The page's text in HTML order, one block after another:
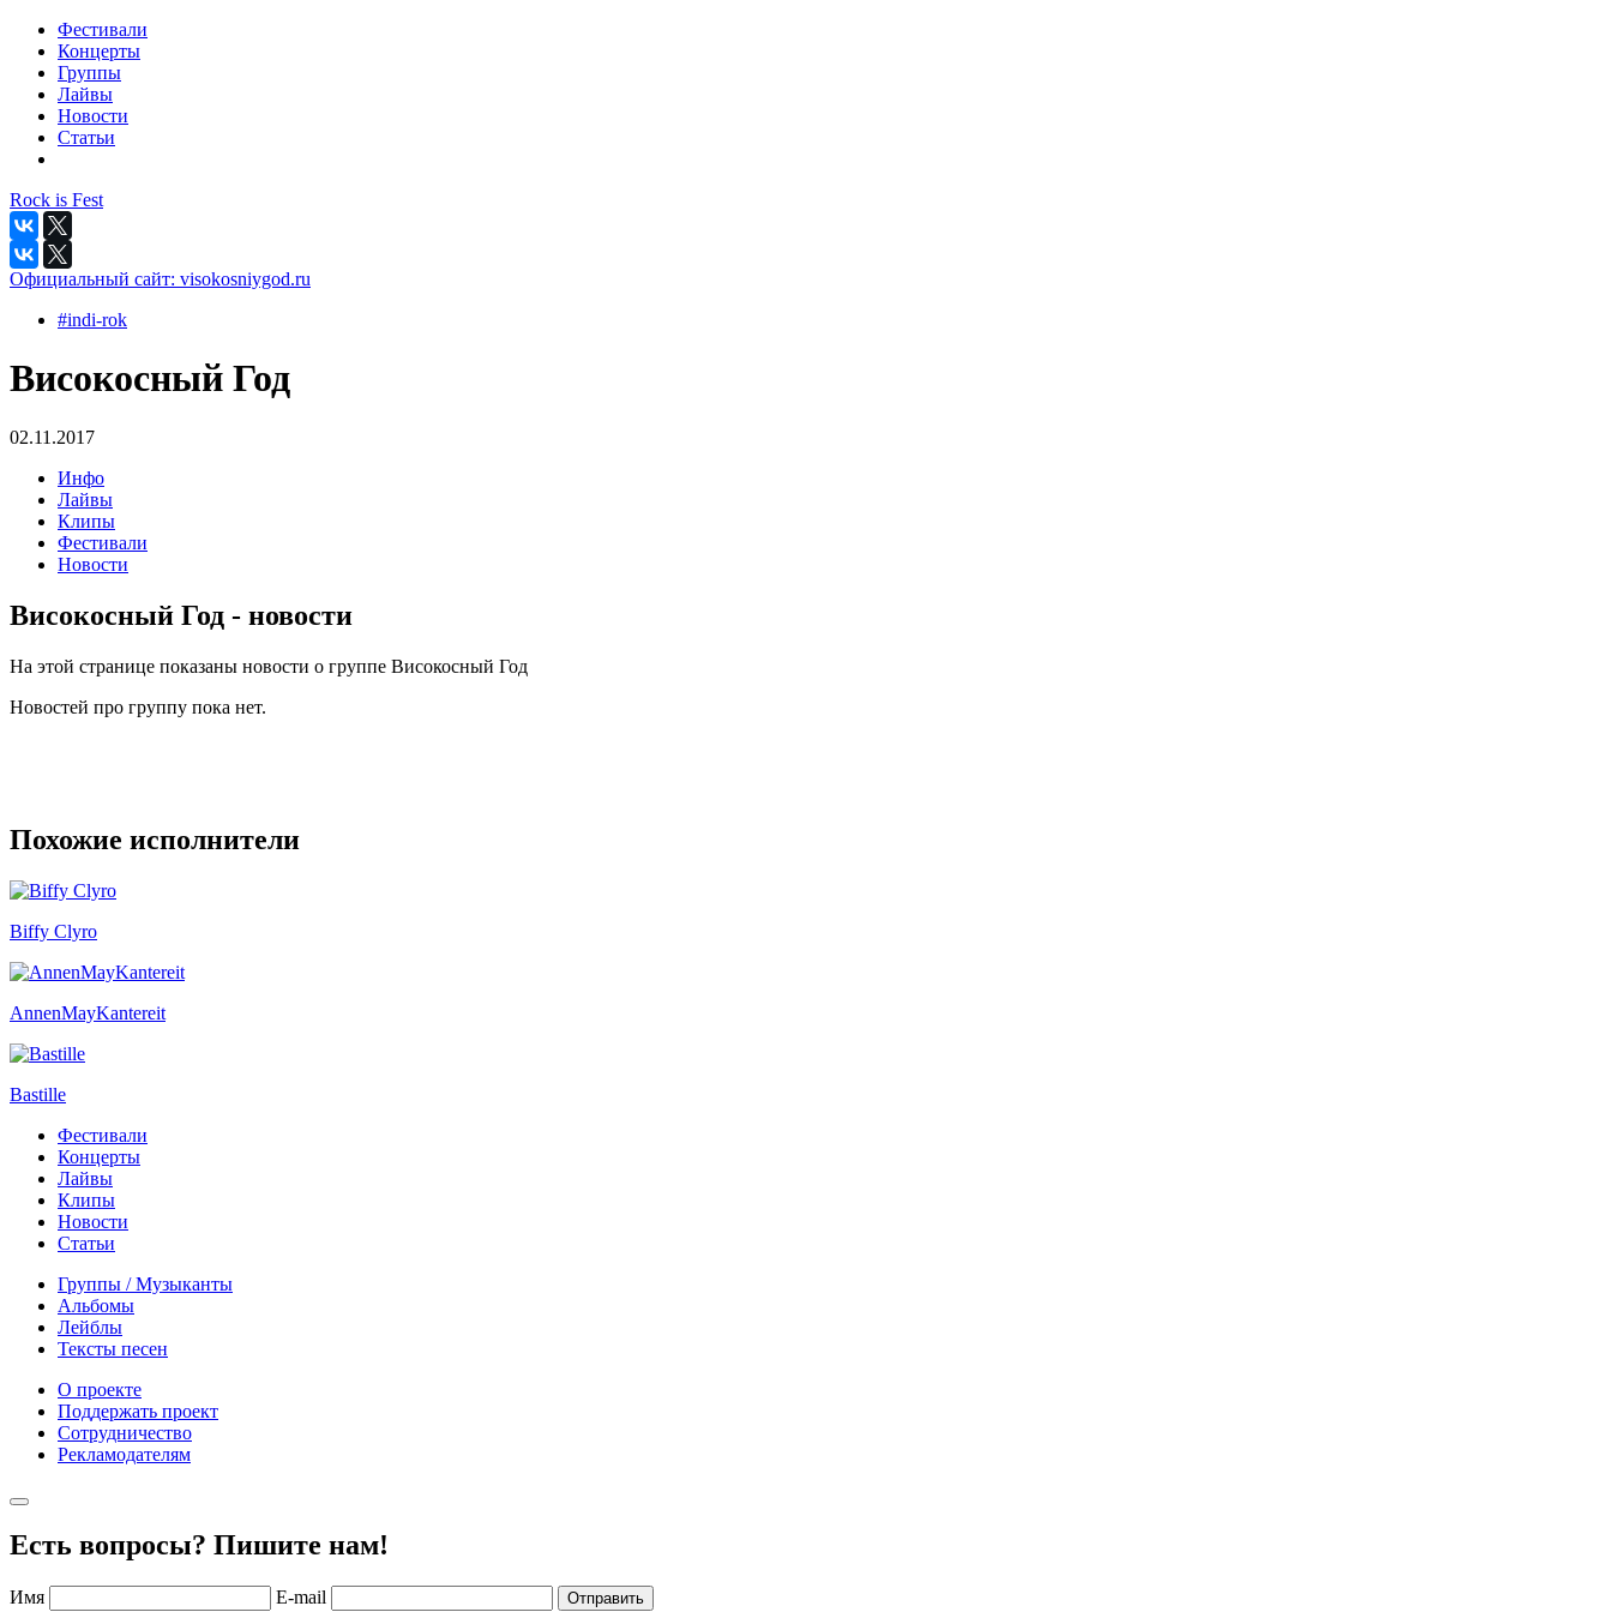
Фестивали
Концерты
Группы
Лайвы
Новости
Статьи
Rock is Fest
Официальный сайт: visokosniygod.ru
#indi-rok
Високосный Год
02.11.2017
Инфо
Лайвы
Клипы
Фестивали
Новости
Високосный Год - новости
На этой странице показаны новости о группе Високосный Год
Новостей про группу пока нет.
Похожие исполнители
Biffy Clyro
AnnenMayKantereit
Bastille
Фестивали
Концерты
Лайвы
Клипы
Новости
Статьи
Группы / Музыканты
Альбомы
Лейблы
Тексты песен
О проекте
Поддержать проект
Сотрудничество
Рекламодателям
Есть вопросы? Пишите нам!
Имя E-mail